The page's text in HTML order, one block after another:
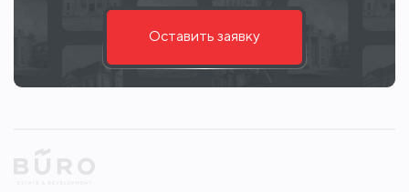
Оставить заявку